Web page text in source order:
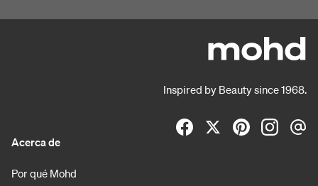
Inspired by Beauty since 1968.
Acerca de
Por qué Mohd